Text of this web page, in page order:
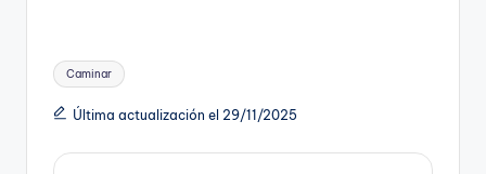
Etiquetas:
Caminar
Última actualización el 29/11/2025